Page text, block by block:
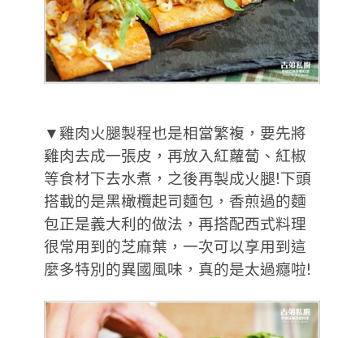
▼雞肉火腿製程也是相當繁複，要先將
雞肉去成一張皮，再放入紅蘿蔔、紅椒
等食材下去水煮，之後再製成火腿!下頭
搭載的是黑橄欖起司麵包，香煎過的麵
包正是義大利的做法，再搭配西式料理
很常用到的芝麻葉，一次可以享用到這
麼多特別的異國風味，真的是太過癮啦!